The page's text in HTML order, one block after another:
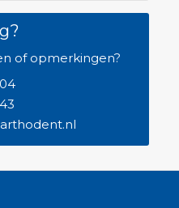
of opmerkingen?